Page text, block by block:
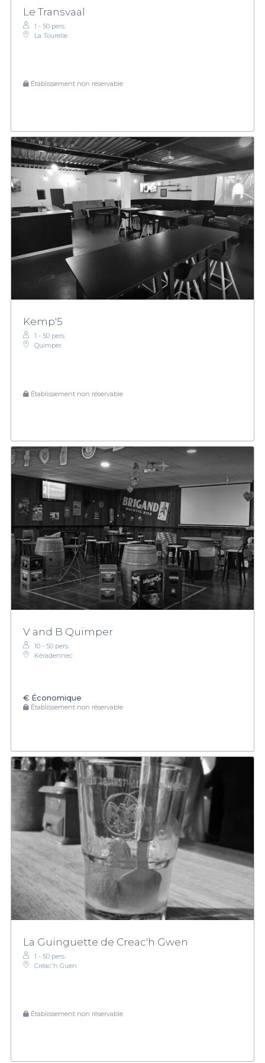
Le Transvaal
1 - 50 pers.
La Tourelle
Établissement non réservable
Kemp'5
1 - 50 pers.
Quimper
Établissement non réservable
V and B Quimper
10 - 50 pers.
Kéradennec
€ Économique
Établissement non réservable
La Guinguette de Creac'h Gwen
1 - 50 pers.
Créac'h Guen
Établissement non réservable